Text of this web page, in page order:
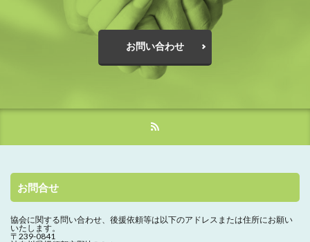
お問い合わせ
お問合せ
協会に関する問い合わせ、 後援依頼等は以下のアドレスまたは住所にお願い
いたします。
〒239-0841